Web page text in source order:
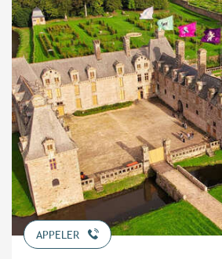
APPELER